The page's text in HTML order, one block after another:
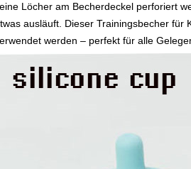
Löcher am Becherdeckel perforiert
ausläuft. Dieser Trainingsbecher für
werden – perfekt für alle